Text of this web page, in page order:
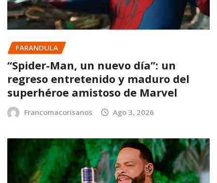
FARANDULA
“Spider-Man, un nuevo día”: un
regreso entretenido y maduro del
superhéroe amistoso de Marvel
Francomacorisanos Ago 3, 2026